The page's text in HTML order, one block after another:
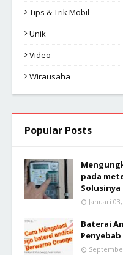
Tips & Trik Mobil
Unik
Video
Wirausaha
Popular Posts
pada
Solusinya
Januari
Baterai